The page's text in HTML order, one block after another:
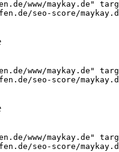
www/maykay.de"
seo-score/
www/maykay.de"
seo-score/
www/maykay.de"
seo-score/